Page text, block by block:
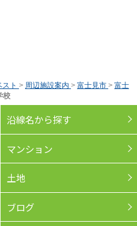
ト > 周辺施設案内 > 富士見市 > 富士
校
沿線名から探す
マンション
土地
ブログ